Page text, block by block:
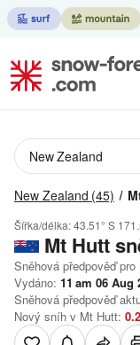
New Zealand (45)
Šířka/délka:43.51° S
Mt Hutt
Sněhová předpověď
Vydáno: 11 am 06 Aug
Sněhová předpověď
Nový sníh v Mt Hutt: 0.2